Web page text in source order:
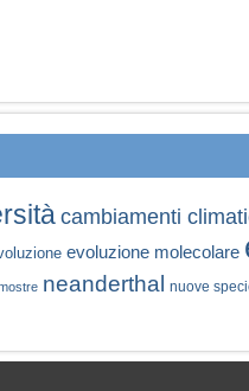
cambiamenti
evoluzione molecolare
neanderthal nuove